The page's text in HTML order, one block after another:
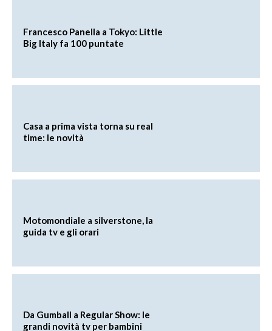
Francesco Panella a Tokyo: Little
Big Italy fa 100 puntate
Casa a prima vista torna su real
time: le novità
Motomondiale a silverstone, la
guida tv e gli orari
Da Gumball a Regular Show: le
grandi novità tv per bambini